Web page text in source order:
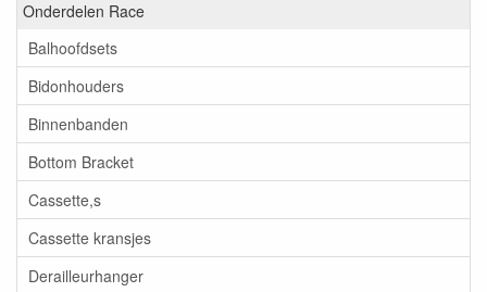
Onderdelen Race
Balhoofdsets
Bidonhouders
Binnenbanden
Bottom Bracket
Cassette,s
Cassette kransjes
Derailleurhanger